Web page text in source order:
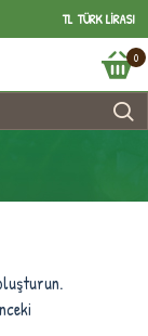
TL TÜRK LIRASI
0